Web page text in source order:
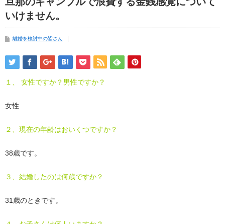
いけません。
離婚を検討中の皆さん
１、 女性ですか？男性ですか？
女性
２、現在の年齢はおいくつですか？
38歳です。
３、結婚したのは何歳ですか？
31歳のときです。